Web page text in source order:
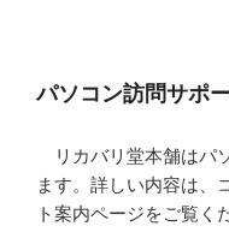
パソコン訪問サポ
リカバリ堂本舗はパ
ます。詳しい内容は、
ト案内ページをご覧く